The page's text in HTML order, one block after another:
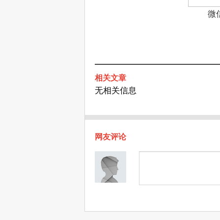
微
相关文章
无相关信息
网友评论